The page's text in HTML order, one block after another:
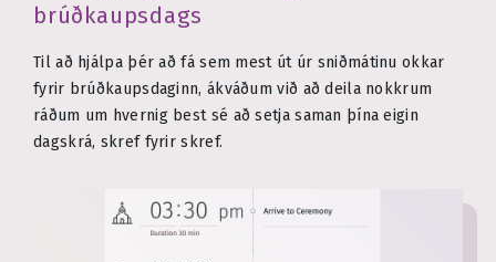
brúðkaupsdags
Til að hjálpa þér að fá sem mest út úr sniðmátinu okkar
fyrir brúðkaupsdaginn, ákváðum við að deila nokkrum
ráðum um hvernig best sé að setja saman þína eigin
dagskrá, skref fyrir skref.